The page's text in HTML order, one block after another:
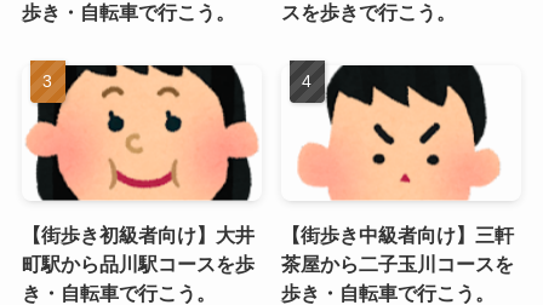
歩き・自転車で行こう。
スを歩きで行こう。
【街歩き初級者向け】大井
町駅から品川駅コースを歩
き・自転車で行こう。
【街歩き中級者向け】三軒
茶屋から二子玉川コースを
歩き・自転車で行こう。